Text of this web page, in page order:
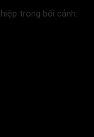
trong bối cảnh: